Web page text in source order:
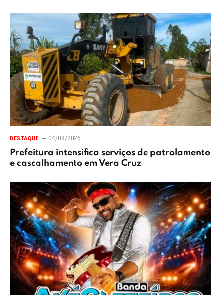
DESTAQUE 04/08/2026
Prefeitura intensifica serviços de patrolamento
e cascalhamento em Vera Cruz